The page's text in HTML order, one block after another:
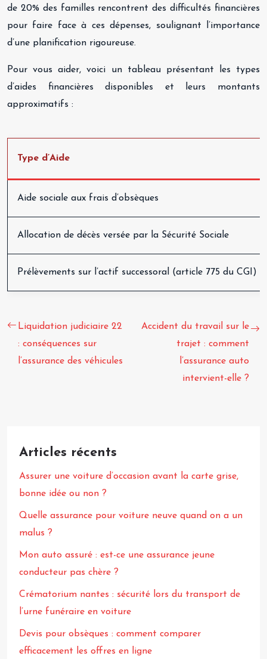
de 20% des familles rencontrent des difficultés financières
pour faire face à ces dépenses, soulignant l’importance
d’une planification rigoureuse.
Pour vous aider, voici un tableau présentant les types
d’aides financières disponibles et leurs montants
approximatifs :
Type d’Aide
Aide sociale aux frais d’obsèques
Allocation de décès versée par la Sécurité Sociale
Prélèvements sur l’actif successoral (article 775 du CGI)
Liquidation judiciaire 22
: conséquences sur
l’assurance des véhicules
Accident du travail sur le
trajet : comment
l’assurance auto
intervient-elle ?
Articles récents
Assurer une voiture d’occasion avant la carte grise,
bonne idée ou non ?
Quelle assurance pour voiture neuve quand on a un
malus ?
Mon auto assuré : est-ce une assurance jeune
conducteur pas chère ?
Crématorium nantes : sécurité lors du transport de
l’urne funéraire en voiture
Devis pour obsèques : comment comparer
efficacement les offres en ligne